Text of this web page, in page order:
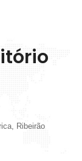
Ribeirão